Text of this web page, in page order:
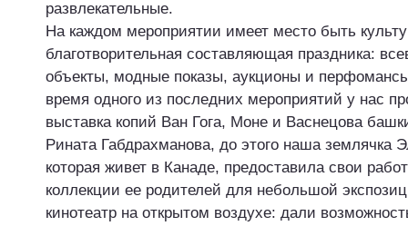
развлекательные.
На каждом мероприятии имеет место быть
благотворительная составляющая праздника:
объекты, модные показы, аукционы и
время одного из последних мероприятий у нас
выставка копий Ван Гога, Моне и Васнецова
Рината Габдрахманова, до этого наша землячка
которая живет в Канаде, предоставила свои
коллекции ее родителей для небольшой
кинотеатр на открытом воздухе: дали